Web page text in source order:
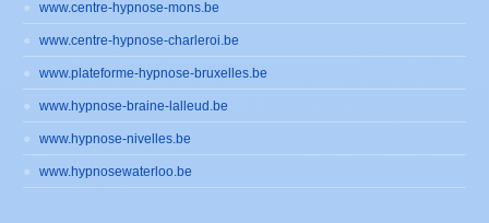
www.centre-hypnose-mons.be
www.centre-hypnose-charleroi.be
www.plateforme-hypnose-bruxelles.be
www.hypnose-braine-lalleud.be
www.hypnose-nivelles.be
www.hypnosewaterloo.be